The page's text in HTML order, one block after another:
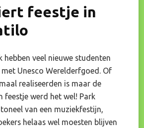
feestje in
hebben veel nieuwe studenten
Unesco Werelderfgoed. Of
realiseerden is maar de
feestje werd het wel! Park
van een muziekfestijn,
helaas wel moesten blijven